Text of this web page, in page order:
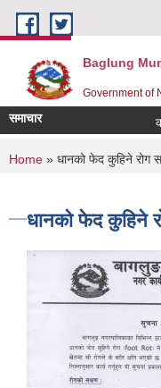
Skip to main content
Baglung
Government of
समाचार
You are here
Home » धानको फेद कुहिने रोग
धानको फेद कुहिने